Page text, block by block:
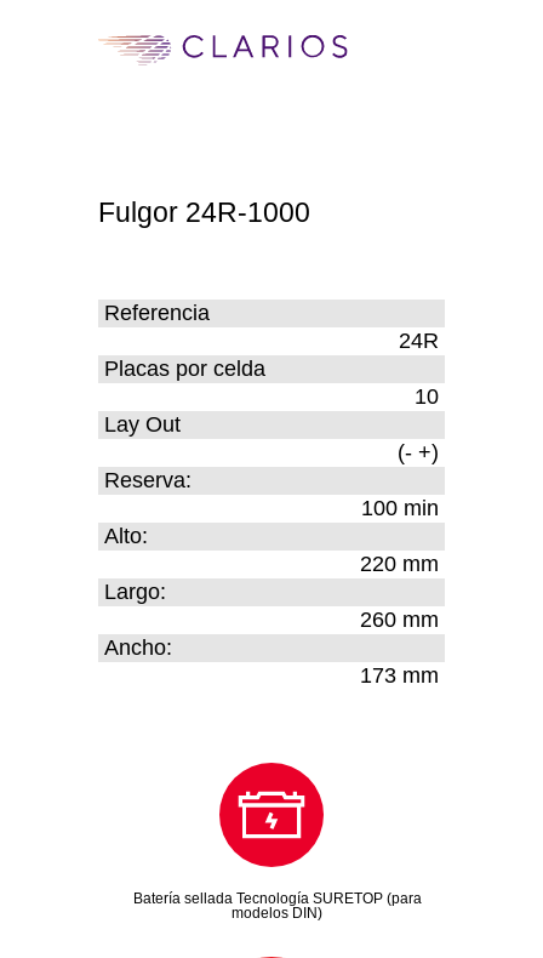
Fulgor 24R-1000
Referencia
24R
Placas por celda
10
Lay Out
(- +)
Reserva:
100 min
Alto:
220 mm
Largo:
260 mm
Ancho:
173 mm
Batería sellada Tecnología SURETOP (para
modelos DIN)